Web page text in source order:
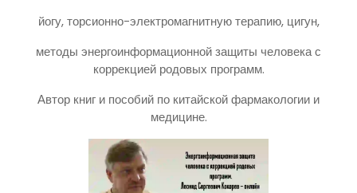
йогу, торсионно-электромагнитную терапию, цигун,
методы энергоинформационной защиты человека с
коррекцией родовых программ.
Автор книг и пособий по китайской фармакологии и
медицине.